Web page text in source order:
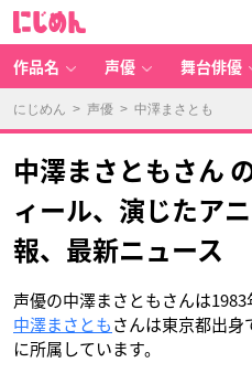
作品名 声優 舞台俳優
にじめん > 声優 > 中澤まさとも
中澤まさともさん
ィール、演じたア
報、最新ニュース
声優の中澤まさともさんは1983
中澤まさともさんは東京都出
に所属しています。